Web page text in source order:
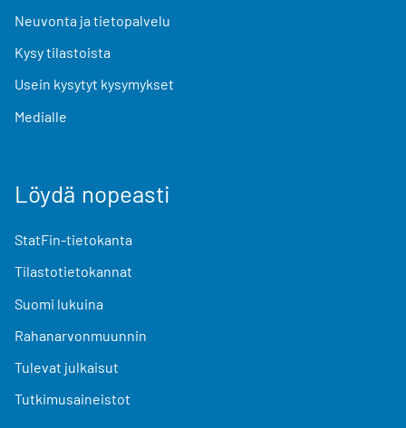
Neuvonta ja tietopalvelu
Kysy tilastoista
Usein kysytyt kysymykset
Medialle
Löydä nopeasti
StatFin-tietokanta
Tilastotietokannat
Suomi lukuina
Rahanarvonmuunnin
Tulevat julkaisut
Tutkimusaineistot